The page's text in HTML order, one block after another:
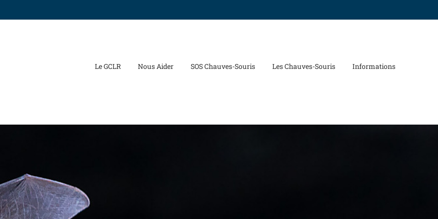
Le GCLR Nous Aider SOS Chauves-Souris Les Chauves-Souris Informations